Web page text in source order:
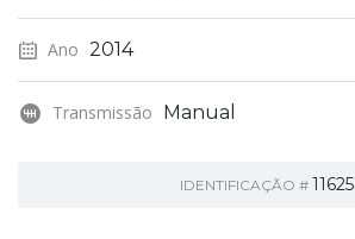
Ano 2014
Transmissão Manual
IDENTIFICAÇÃO # 11625